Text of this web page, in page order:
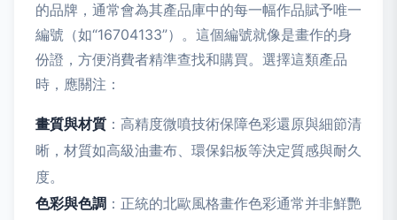
的品牌，通常會為其產品庫中的每一幅作品賦予唯一
編號（如“16704133”）。這個編號就像是畫作的身
份證，方便消費者精準查找和購買。選擇這類產品
時，應關注：
畫質與材質 ：高精度微噴技術保障色彩還原與細節清
晰，材質如高級油畫布、環保鋁板等決定質感與耐久
度。
色彩與色調 ：正統的北歐風格畫作色彩通常并非鮮艷